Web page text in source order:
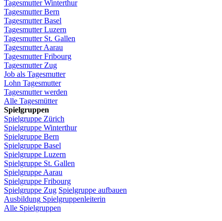
TagesmutterWinterthur
TagesmutterBern
TagesmutterBasel
Tagesmutter Luzern
TagesmutterSt. Gallen
Tagesmutter Aarau
Tagesmutter Fribourg
Tagesmutter Zug
Job als Tagesmutter
Lohn Tagesmutter
Tagesmutter werden
Alle Tagesmütter
Spielgruppen
Spielgruppe Zürich
Spielgruppe Winterthur
Spielgruppe Bern
Spielgruppe Basel
Spielgruppe Luzern
Spielgruppe St. Gallen
Spielgruppe Aarau
Spielgruppe Fribourg
Spielgruppe Zug Spielgruppe aufbauen
Ausbildung Spielgruppenleiterin
Alle Spielgruppen